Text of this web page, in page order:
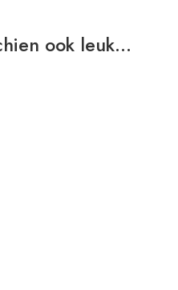
ook leuk…